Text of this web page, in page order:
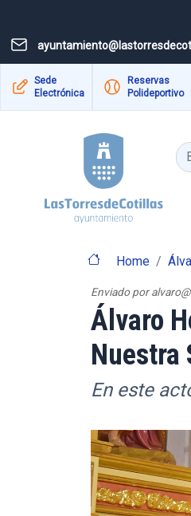
Sede
Electrónica
Reservas
Polideportivo
Home
Enviado por
Álvaro
Nuestra
En este